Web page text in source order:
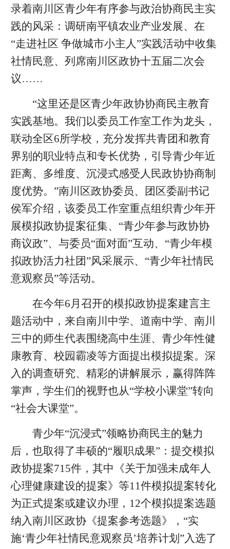
录着南川区青少年有序参与政治协商民主实
践的风采：调研南平镇农业产业发展、在
“走进社区 争做城市小主人”实践活动中收集
社情民意、列席南川区政协十五届二次会
议……
“这里还是区青少年政协协商民主教育
实践基地。我们以委员工作室工作为龙头，
联动全区6所学校，充分发挥共青团和教育
界别的职业特点和专长优势，引导青少年近
距离、多维度、沉浸式感受人民政协协商制
度优势。”南川区政协委员、团区委副书记
侯军介绍，该委员工作室重点组织青少年开
展模拟政协提案征集、“青少年参与政协协
商议政”、与委员“面对面”互动、“青少年模
拟政协活力社团”风采展示、“青少年社情民
意观察员”等活动。
在今年6月召开的模拟政协提案建言主
题活动中，来自南川中学、道南中学、南川
三中的师生代表围绕高中生涯、青少年性健
康教育、校园霸凌等方面提出模拟提案。深
入的调查研究、精彩的讲解展示，赢得阵阵
掌声，学生们的视野也从“学校小课堂”转向
“社会大课堂”。
青少年“沉浸式”领略协商民主的魅力
后，也取得了丰硕的“履职成果”：提交模拟
政协提案715件，其中《关于加强未成年人
心理健康建设的提案》等11件模拟提案转化
为正式提案或建议办理，12个模拟提案选题
纳入南川区政协《提案参考选题》，“实
施‘青少年社情民意观察员’培养计划”入选了